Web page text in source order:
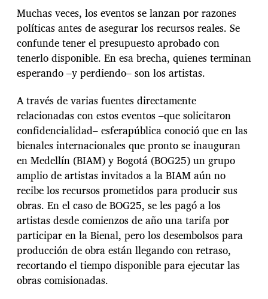
Muchas veces, los eventos se lanzan por razones
políticas antes de asegurar los recursos reales. Se
confunde tener el presupuesto aprobado con
tenerlo disponible. En esa brecha, quienes terminan
esperando –y perdiendo– son los artistas.
A través de varias fuentes directamente
relacionadas con estos eventos –que solicitaron
confidencialidad– esferapública conoció que en las
bienales internacionales que pronto se inauguran
en Medellín (BIAM) y Bogotá (BOG25) un grupo
amplio de artistas invitados a la BIAM aún no
recibe los recursos prometidos para producir sus
obras. En el caso de BOG25, se les pagó a los
artistas desde comienzos de año una tarifa por
participar en la Bienal, pero los desembolsos para
producción de obra están llegando con retraso,
recortando el tiempo disponible para ejecutar las
obras comisionadas.